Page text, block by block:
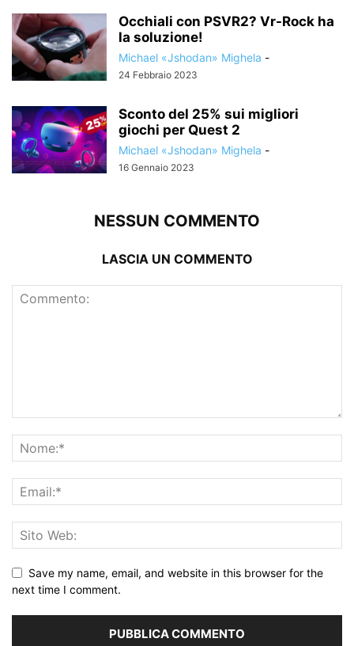
Occhiali con PSVR2? Vr-Rock ha
la soluzione!
Michael «Jshodan» Mighela -
24 Febbraio 2023
Sconto del 25% sui migliori
giochi per Quest 2
Michael «Jshodan» Mighela -
16 Gennaio 2023
NESSUN COMMENTO
LASCIA UN COMMENTO
Save my name, email, and website in this browser for the
next time I comment.